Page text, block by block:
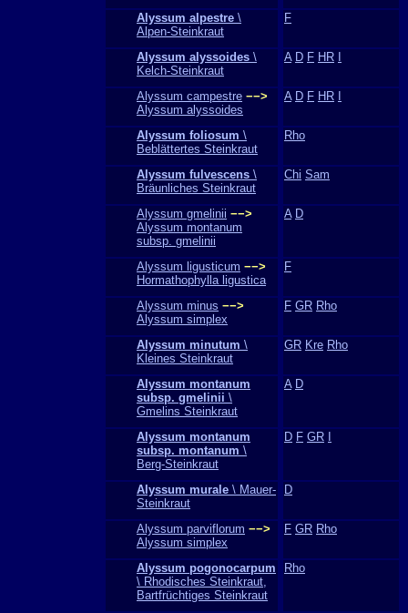
Alyssum alpestre \
Alpen-Steinkraut
F
Alyssum alyssoides \
Kelch-Steinkraut
A D F HR
Alyssum campestre −−>
Alyssum alyssoides
A D F HR
Alyssum foliosum \
Beblättertes Steinkraut
Rho
Alyssum fulvescens \
Bräunliches Steinkraut
Chi Sam
Alyssum gmelinii −−>
Alyssum montanum
subsp. gmelinii
A D
Alyssum ligusticum −−>
Hormathophylla ligustica
F
Alyssum minus −−>
Alyssum simplex
F GR Rho
Alyssum minutum \
Kleines Steinkraut
GR Kre Rho
Alyssum montanum
subsp. gmelinii \
Gmelins Steinkraut
A D
Alyssum montanum
subsp. montanum \
Berg-Steinkraut
D F GR
Alyssum murale \ Mauer-
Steinkraut
D
Alyssum parviflorum −−>
Alyssum simplex
F GR Rho
Alyssum pogonocarpum
\ Rhodisches Steinkraut,
Bartfrüchtiges Steinkraut
Rho